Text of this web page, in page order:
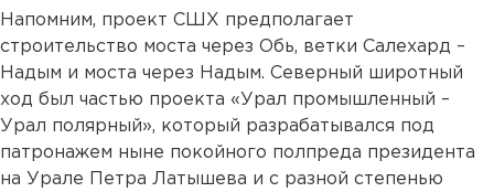
Напомним, проект СШХ предполагает
строительство моста через Обь, ветки Салехард –
Надым и моста через Надым. Северный широтный
ход был частью проекта «Урал промышленный –
Урал полярный», который разрабатывался под
патронажем ныне покойного полпреда президента
на Урале Петра Латышева и с разной степенью